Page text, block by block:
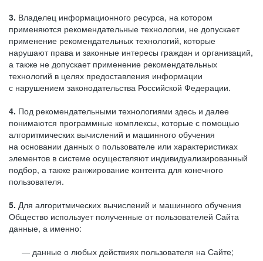
3. Владелец информационного ресурса, на котором
применяются рекомендательные технологии, не допускает
применение рекомендательных технологий, которые
нарушают права и законные интересы граждан и организаций,
а также не допускает применение рекомендательных
технологий в целях предоставления информации
с нарушением законодательства Российской Федерации.
4. Под рекомендательными технологиями здесь и далее
понимаются программные комплексы, которые с помощью
алгоритмических вычислений и машинного обучения
на основании данных о пользователе или характеристиках
элементов в системе осуществляют индивидуализированный
подбор, а также ранжирование контента для конечного
пользователя.
5. Для алгоритмических вычислений и машинного обучения
Общество использует полученные от пользователей Сайта
данные, а именно:
данные о любых действиях пользователя на Сайте;